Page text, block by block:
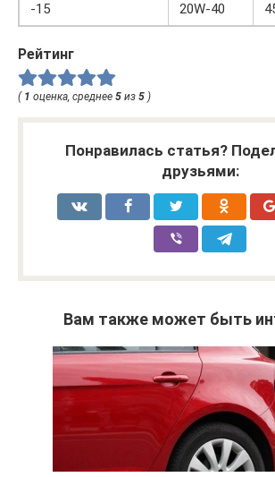
-15
20W-40
Рейтинг
( 1 оценка, среднее 5 из 5 )
Понравилась статья?
друзьями:
Вам также может быть